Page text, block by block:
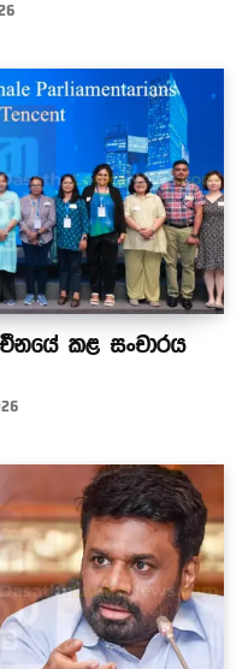
කළ සංචාරය